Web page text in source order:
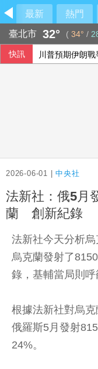
最新 熱門
臺北市 32° ( 34° /
快訊 川普預期伊朗
2026-06-01 |中央社
法新社：俄5月
蘭 創新紀錄
法新社今天分析
烏克蘭發射了
錄，基輔當局則呼
根據法新社對烏克
俄羅斯5月發射
24%。